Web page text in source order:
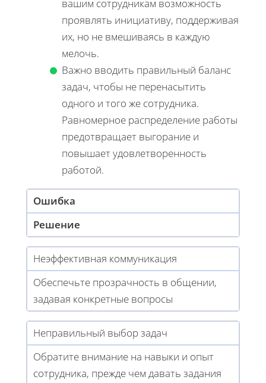
вашим сотрудникам возможность
проявлять инициативу, поддерживая
их, но не вмешиваясь в каждую
мелочь.
Важно вводить правильный баланс
задач, чтобы не перенасытить
одного и того же сотрудника.
Равномерное распределение работы
предотвращает выгорание и
повышает удовлетворенность
работой.
Ошибка
Решение
Неэффективная коммуникация
Обеспечьте прозрачность в общении,
задавая конкретные вопросы
Неправильный выбор задач
Обратите внимание на навыки и опыт
сотрудника, прежде чем давать задания